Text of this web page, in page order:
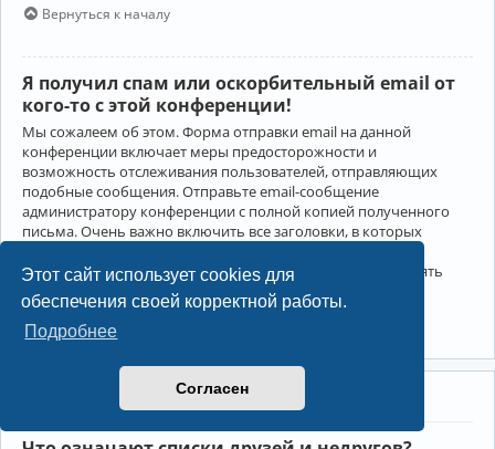
Этот сайт использует cookies для
обеспечения своей корректной работы.
Подробнее
Согласен
Вернуться к началу
Я получил спам или оскорбительный email от
кого-то с этой конференции!
Мы сожалеем об этом. Форма отправки email на данной
конференции включает меры предосторожности и
возможность отслеживания пользователей, отправляющих
подобные сообщения. Отправьте email-сообщение
администратору конференции с полной копией полученного
письма. Очень важно включить все заголовки, в которых
Администратор конференции сможет в этом случае принять
меры.
Друзья и недруги